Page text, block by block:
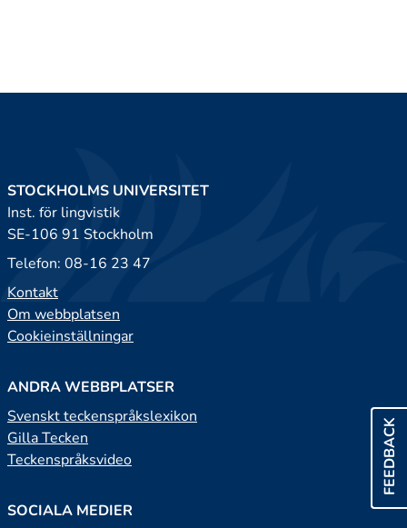
FEEDBACK
STOCKHOLMS UNIVERSITET
Inst. för lingvistik
SE-106 91 Stockholm
Telefon: 08-16 23 47
Kontakt
Om webbplatsen
Cookieinställningar
ANDRA WEBBPLATSER
Svenskt teckenspråkslexikon
Gilla Tecken
Teckenspråksvideo
SOCIALA MEDIER